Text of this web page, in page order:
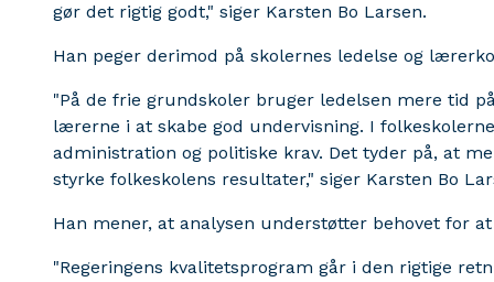
gør det rigtig godt," siger Karsten Bo Larsen.
Han peger derimod på skolernes ledelse og
"På de frie grundskoler bruger ledelsen mere tid
lærerne i at skabe god undervisning. I
administration og politiske krav. Det tyder på, at
styrke folkeskolens resultater," siger Karsten Bo
Han mener, at analysen understøtter behovet for
"Regeringens kvalitetsprogram går i den rigtige